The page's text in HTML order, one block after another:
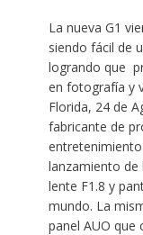
La nueva G1
siendo fácil de
logrando que
en fotografía y
Florida, 24 de
fabricante de
lanzamiento de
lente F1.8 y
mundo. La
panel AUO que